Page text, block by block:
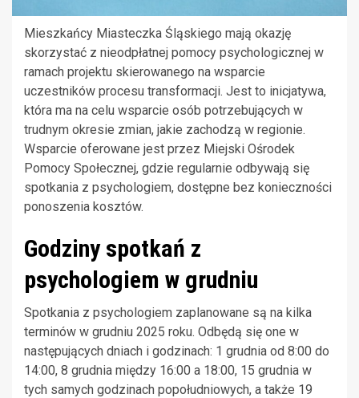
Mieszkańcy Miasteczka Śląskiego mają okazję
skorzystać z nieodpłatnej pomocy psychologicznej w
ramach projektu skierowanego na wsparcie
uczestników procesu transformacji. Jest to inicjatywa,
która ma na celu wsparcie osób potrzebujących w
trudnym okresie zmian, jakie zachodzą w regionie.
Wsparcie oferowane jest przez Miejski Ośrodek
Pomocy Społecznej, gdzie regularnie odbywają się
spotkania z psychologiem, dostępne bez konieczności
ponoszenia kosztów.
Godziny spotkań z
psychologiem w grudniu
Spotkania z psychologiem zaplanowane są na kilka
terminów w grudniu 2025 roku. Odbędą się one w
następujących dniach i godzinach: 1 grudnia od 8:00 do
14:00, 8 grudnia między 16:00 a 18:00, 15 grudnia w
tych samych godzinach popołudniowych, a także 19